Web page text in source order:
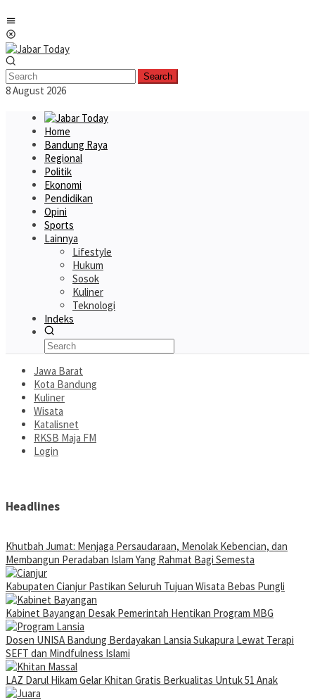
to
content
Search
8 August 2026
Home
Bandung Raya
Regional
Politik
Ekonomi
Pendidikan
Opini
Sports
Lainnya
Lifestyle
Hukum
Sosok
Kuliner
Teknologi
Indeks
Jawa Barat
Kota Bandung
Kuliner
Wisata
Katalisnet
RKSB Maja FM
Login
Headlines
Khutbah Jumat: Menjaga Persaudaraan, Menolak Kebencian, dan
Membangun Peradaban Islam Yang Rahmat Bagi Semesta
Kabupaten Cianjur Pastikan Seluruh Tujuan Wisata Bebas Pungli
Kabinet Bayangan Desak Pemerintah Hentikan Program MBG
Dosen UNISA Bandung Berdayakan Lansia Sukapura Lewat Terapi
SEFT dan Mindfulness Islami
LAZ Darul Hikam Gelar Khitan Gratis Berkualitas Untuk 51 Anak